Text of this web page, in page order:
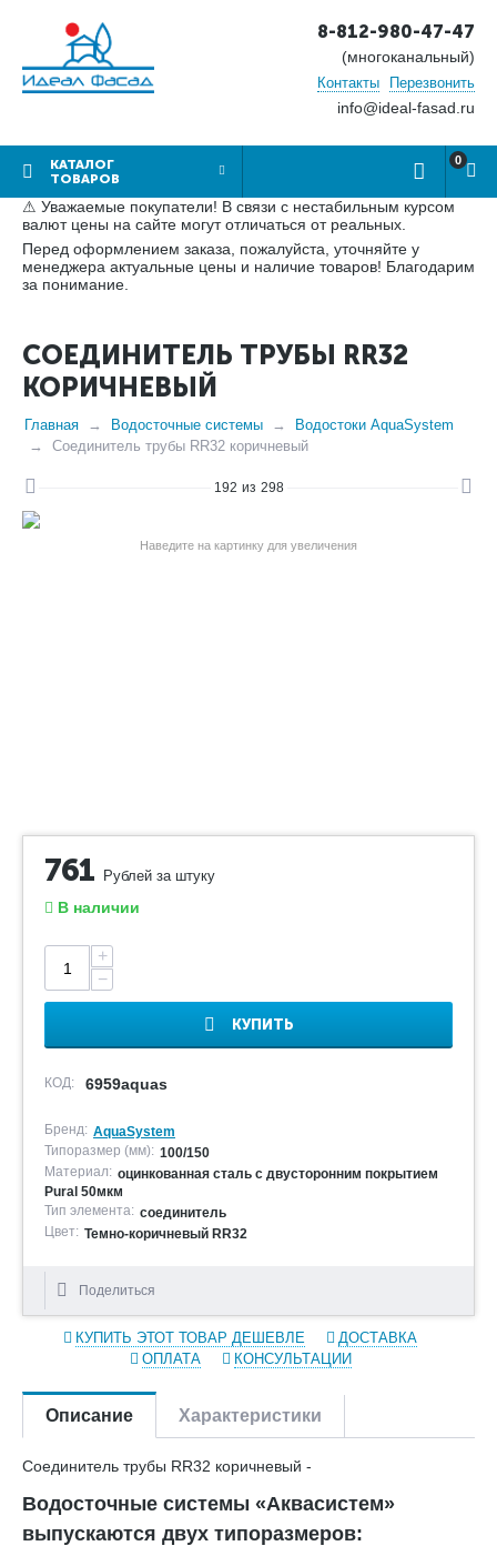
8-812-980-47-47
(многоканальный)
Контакты Перезвонить
info@ideal-fasad.ru
КАТАЛОГ
ТОВАРОВ
0
⚠ Уважаемые покупатели! В связи с нестабильным курсом
валют цены на сайте могут отличаться от реальных.
Перед оформлением заказа, пожалуйста, уточняйте у
менеджера актуальные цены и наличие товаров! Благодарим
за понимание.
СОЕДИНИТЕЛЬ ТРУБЫ RR32
КОРИЧНЕВЫЙ
Главная Водосточные системы
Водостоки AquaSystem
Соединитель трубы RR32 коричневый
192 из 298
Наведите на картинку для увеличения
761 Рублей за штуку
В наличии
+
−
КУПИТЬ
КОД: 6959aquas
Бренд: AquaSystem
Типоразмер (мм): 100/150
Материал: оцинкованная сталь с двусторонним покрытием
Pural 50мкм
Тип элемента: соединитель
Цвет: Темно-коричневый RR32
Поделиться
КУПИТЬ ЭТОТ ТОВАР ДЕШЕВЛЕ
ДОСТАВКА
ОПЛАТА
КОНСУЛЬТАЦИИ
Описание Характеристики
Соединитель трубы RR32 коричневый -
Водосточные системы «Аквасистем»
выпускаются двух типоразмеров: